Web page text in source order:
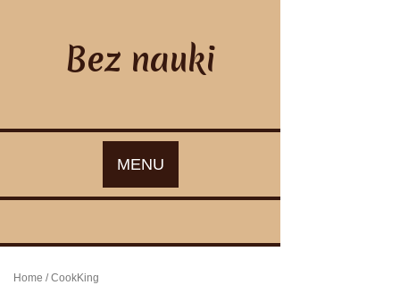
Bez nauki
MENU
Home / CookKing